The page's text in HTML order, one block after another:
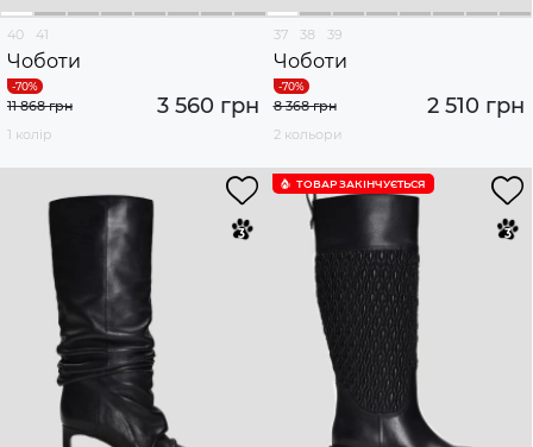
40 41
Чоботи
3 560 грн
11 868 грн
1 колір
37 38 39
Чоботи
2 510 грн
8 368 грн
2 кольори
ТОВАР ЗАКІНЧУЄTЬСЯ